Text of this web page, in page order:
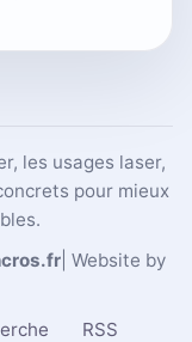
les usages laser,
pour mieux
| Website by
RSS